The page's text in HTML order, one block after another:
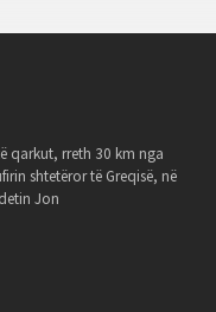
qarkut, rreth 30 km nga
shtetëror të Greqisë, në
Jon